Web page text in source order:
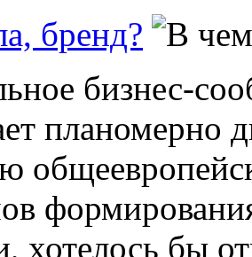
бренд?
бизнес-
планомерно
хотелось бы